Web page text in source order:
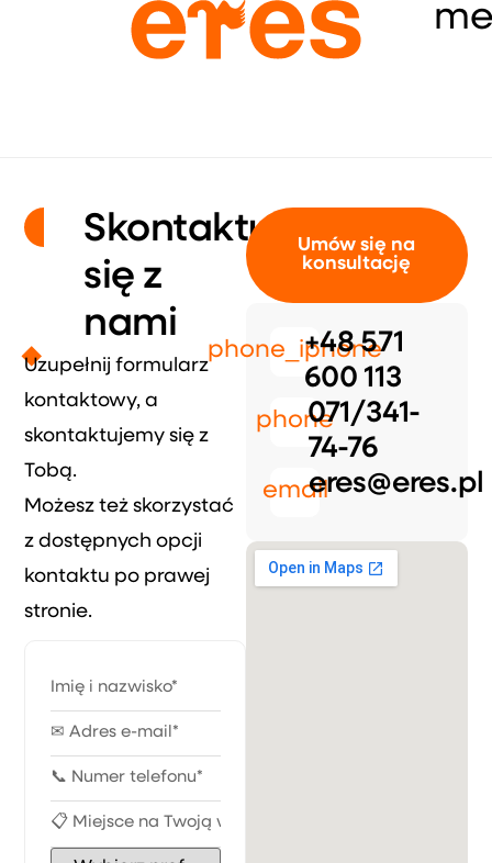
Skontaktuj
się z
nami
Uzupełnij formularz
kontaktowy, a
skontaktujemy się z
Tobą.
Możesz też skorzystać
z dostępnych opcji
kontaktu po prawej
stronie.
Umów się na
konsultację
phone_iphone
+48 571
600 113
phone071/341-
74-76
emaileres@eres.pl